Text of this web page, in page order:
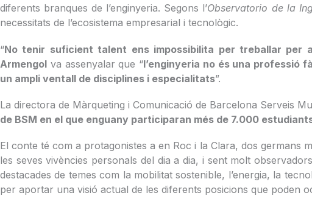
diferents branques de l’enginyeria. Segons l’Observatorio de la
necessitats de l’ecosistema empresarial i tecnològic.
“No tenir suficient talent ens impossibilita per treballar per
Armengol va assenyalar que “l’enginyeria no és una professió
un ampli ventall de disciplines i especialitats”.
La directora de Màrqueting i Comunicació de Barcelona Serveis
de BSM en el que enguany participaran més de 7.000
El conte té com a protagonistes a en Roc i la Clara, dos germans
les seves vivències personals del dia a dia, i sent molt
destacades de temes com la mobilitat sostenible, l’energia, la
per aportar una visió actual de les diferents posicions que poden